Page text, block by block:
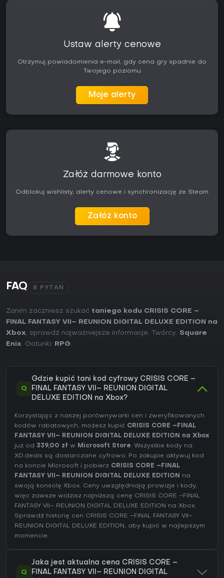
końca. Gra działa stabilnie na konsolach Xbox One i Xbox
Series, bez zgłoszonych problemów z wydajnością w
aktualnych wersjach. Dla graczy szukających zamkniętego
światów, tytuł oferuje spójną konstrukcję i wyraźną
którzy cenią charakterystyczne połączenie narracji i walki w
czasie rzeczywistym z tej serii.
Ustaw alerty cenowe
Otrzymuj powiadomienia e-mail, gdy cena gry spadnie do
Twojego poziomu
Moje alerty
Załóż darmowe konto
Odblokuj wishlisty, alerty cenowe i synchronizację ze Steam
Załóż konto
FAQ 8 PYTAŃ
Zanim zaczniesz szukać taniego kodu CRISIS CORE –
FINAL FANTASY VII– REUNION DIGITAL DELUXE EDITION na
Xbox, sprawdź najważniejsze informacje. Twórcy: Square
Enix. Gatunki: RPG.
Q
Gdzie kupić tani kod cyfrowy CRISIS CORE –
FINAL FANTASY VII– REUNION DIGITAL
DELUXE EDITION na Xbox?
Korzystając z naszej porównywarki cen i zweryfikowanych
kodów rabatowych, możesz kupić CRISIS CORE –FINAL
FANTASY VII– REUNION DIGITAL DELUXE EDITION na Xbox
już od 339,00 zł w Microsoft Store. Wszystkie kody na
XD.deals są dostarczane cyfrowo. Po zakupie aktywuj kod
na koncie Microsoft i pobierz CRISIS CORE –FINAL
FANTASY VII– REUNION DIGITAL DELUXE EDITION
na
swoją konsolę Xbox. Ceny uwzględniają prowizje i kody,
więc zawsze widzisz najniższą cenę CRISIS CORE –FINAL
FANTASY VII– REUNION DIGITAL DELUXE EDITION na Xbox.
Sprawdź historię cen CRISIS CORE –FINAL FANTASY VII–
REUNION DIGITAL DELUXE EDITION , aby kupić w najlepszym
momencie.
Q
Jaka jest aktualna cena CRISIS CORE –
FINAL FANTASY VII– REUNION DIGITAL